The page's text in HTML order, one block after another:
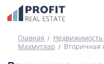
Главная
Махмутлар